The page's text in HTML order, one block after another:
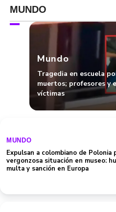
MUNDO
Mundo
Tragedia en escuela
muertos; profesores y
víctimas
MUNDO
Expulsan a colombiano de Polonia
vergonzosa situación en museo:
multa y sanción en Europa